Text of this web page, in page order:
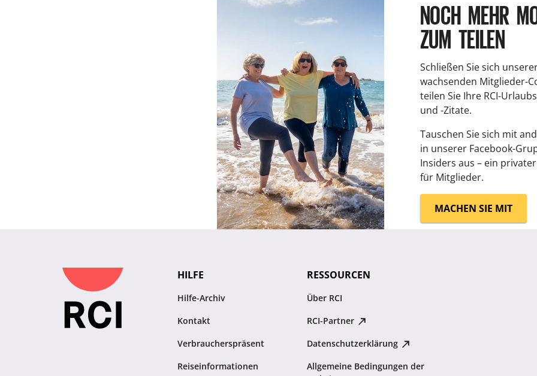
NOCH MEHR
ZUM TEILEN
Schließen Sie sich
wachsenden Mitglieder-
teilen Sie Ihre RCI-
und -Zitate.
Tauschen Sie sich mit
in unserer Facebook-
Insiders aus – ein
für Mitglieder.
MACHEN SIE MIT
HILFE
Hilfe-Archiv
Kontakt
Verbraucherspräsent
Reiseinformationen
RESSOURCEN
Über RCI
RCI-Partner
Datenschutzerklärung
Allgemeine Bedingungen der